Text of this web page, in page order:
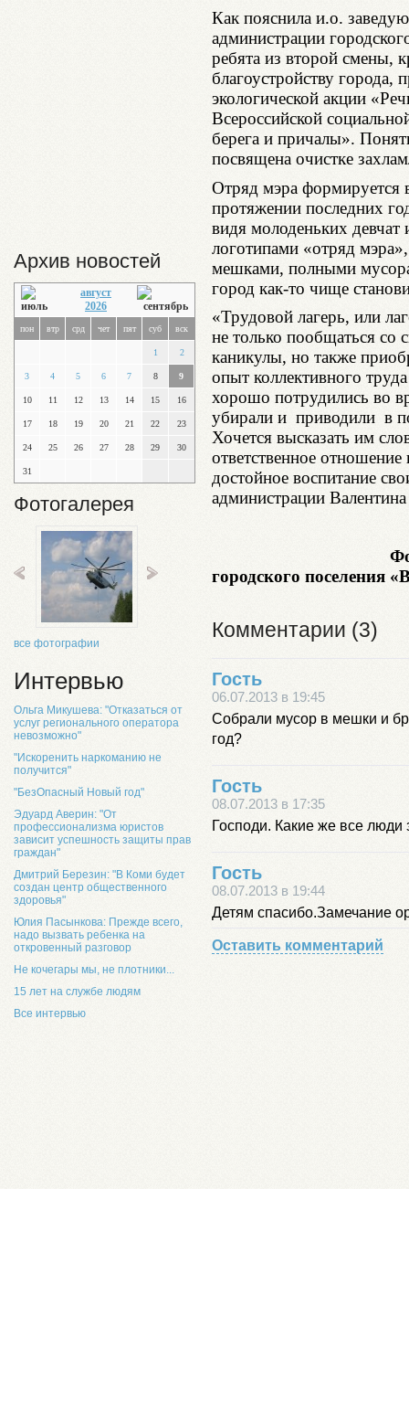
Архив новостей
август
2026
пон втр срд чет пят суб вск
1 2
3 4 5 6 7 8 9
10 11 12 13 14 15 16
17 18 19 20 21 22 23
24 25 26 27 28 29 30
31
Фотогалерея
все фотографии
Интервью
Ольга Микушева: "Отказаться от
услуг регионального оператора
невозможно"
"Искоренить наркоманию не
получится"
"БезОпасный Новый год"
Эдуард Аверин: "От
профессионализма юристов
зависит успешность защиты прав
граждан"
Дмитрий Березин: "В Коми будет
создан центр общественного
здоровья"
Юлия Пасынкова: Прежде всего,
надо вызвать ребенка на
откровенный разговор
Не кочегары мы, не плотники...
15 лет на службе людям
Все интервью
Как пояснила и.о.
администрации
ребята из второй смены,
благоустройству города,
экологической акции
Всероссийской
берега и причалы».
посвящена очистке
Отряд мэра формируется
протяжении последних
видя молоденьких
логотипами «отряд
мешками, полными
город как-то чище
«Трудовой лагерь, или
не только пообщаться со
каникулы, но также
опыт коллективного
хорошо потрудились во
убирали и приводили в
Хочется высказать им
ответственное
достойное воспитание
администрации
Фото автора
городского поселения
Комментарии (3)
Гость
06.07.2013 в 19:45
Собрали мусор в мешки и
год?
Гость
08.07.2013 в 17:35
Господи. Какие же все люди
Гость
08.07.2013 в 19:44
Детям спасибо.Замечание
Оставить комментарий